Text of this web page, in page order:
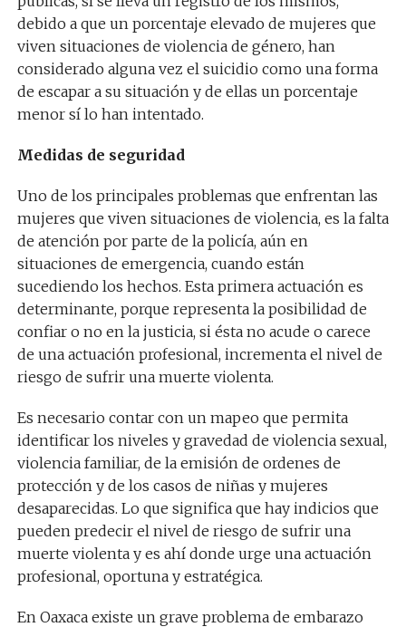
debido a que un porcentaje elevado de mujeres que
viven situaciones de violencia de género, han
considerado alguna vez el suicidio como una forma
de escapar a su situación y de ellas un porcentaje
menor sí lo han intentado.
Medidas de seguridad
Uno de los principales problemas que enfrentan las
mujeres que viven situaciones de violencia, es la falta
de atención por parte de la policía, aún en
situaciones de emergencia, cuando están
sucediendo los hechos. Esta primera actuación es
determinante, porque representa la posibilidad de
confiar o no en la justicia, si ésta no acude o carece
de una actuación profesional, incrementa el nivel de
riesgo de sufrir una muerte violenta.
Es necesario contar con un mapeo que permita
identificar los niveles y gravedad de violencia sexual,
violencia familiar, de la emisión de ordenes de
protección y de los casos de niñas y mujeres
desaparecidas. Lo que significa que hay indicios que
pueden predecir el nivel de riesgo de sufrir una
muerte violenta y es ahí donde urge una actuación
profesional, oportuna y estratégica.
En Oaxaca existe un grave problema de embarazo